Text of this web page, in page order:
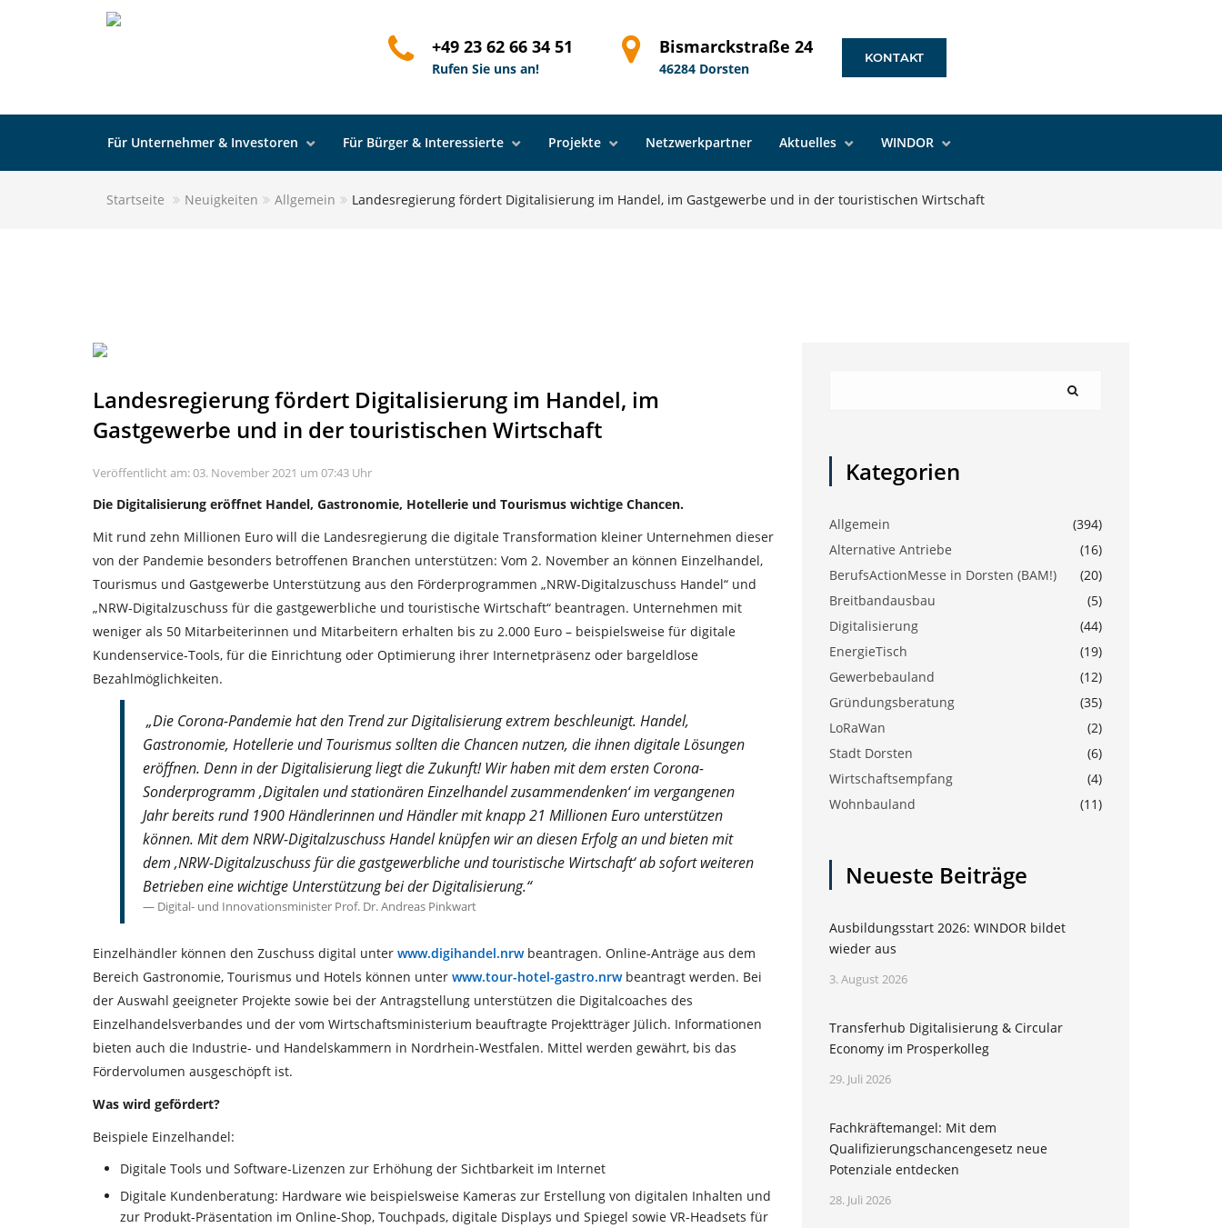
+49 23 62 66 34 51
Rufen Sie uns an!
Bismarckstraße 24
46284 Dorsten
KONTAKT
Für Unternehmer & Investoren Für Bürger & Interessierte Projekte Netzwerkpartner Aktuelles WINDOR
Startseite Neuigkeiten Allgemein Landesregierung fördert Digitalisierung im Handel, im Gastgewerbe und in der touristischen Wirtschaft
Landesregierung fördert Digitalisierung im Handel, im
Gastgewerbe und in der touristischen Wirtschaft
Veröffentlicht am: 03. November 2021 um 07:43 Uhr
Die Digitalisierung eröffnet Handel, Gastronomie, Hotellerie und Tourismus wichtige Chancen.
Mit rund zehn Millionen Euro will die Landesregierung die digitale Transformation kleiner Unternehmen dieser
von der Pandemie besonders betroffenen Branchen unterstützen: Vom 2. November an können Einzelhandel,
Tourismus und Gastgewerbe Unterstützung aus den Förderprogrammen „NRW-Digitalzuschuss Handel“ und
„NRW-Digitalzuschuss für die gastgewerbliche und touristische Wirtschaft“ beantragen. Unternehmen mit
weniger als 50 Mitarbeiterinnen und Mitarbeitern erhalten bis zu 2.000 Euro – beispielsweise für digitale
Kundenservice-Tools, für die Einrichtung oder Optimierung ihrer Internetpräsenz oder bargeldlose
Bezahlmöglichkeiten.
„Die Corona-Pandemie hat den Trend zur Digitalisierung extrem beschleunigt. Handel,
Gastronomie, Hotellerie und Tourismus sollten die Chancen nutzen, die ihnen digitale Lösungen
eröffnen. Denn in der Digitalisierung liegt die Zukunft! Wir haben mit dem ersten Corona-
Sonderprogramm ‚Digitalen und stationären Einzelhandel zusammendenken‘ im vergangenen
Jahr bereits rund 1900 Händlerinnen und Händler mit knapp 21 Millionen Euro unterstützen
können. Mit dem NRW-Digitalzuschuss Handel knüpfen wir an diesen Erfolg an und bieten mit
dem ‚NRW-Digitalzuschuss für die gastgewerbliche und touristische Wirtschaft‘ ab sofort weiteren
Betrieben eine wichtige Unterstützung bei der Digitalisierung.“
Digital- und Innovationsminister Prof. Dr. Andreas Pinkwart
Einzelhändler können den Zuschuss digital unter www.digihandel.nrwbeantragen. Online-Anträge aus dem
Bereich Gastronomie, Tourismus und Hotels können unter www.tour-hotel-gastro.nrwbeantragt werden. Bei
der Auswahl geeigneter Projekte sowie bei der Antragstellung unterstützen die Digitalcoaches des
Einzelhandelsverbandes und der vom Wirtschaftsministerium beauftragte Projektträger Jülich. Informationen
bieten auch die Industrie- und Handelskammern in Nordrhein-Westfalen. Mittel werden gewährt, bis das
Fördervolumen ausgeschöpft ist.
Was wird gefördert?
Beispiele Einzelhandel:
Digitale Tools und Software-Lizenzen zur Erhöhung der Sichtbarkeit im Internet
Digitale Kundenberatung: Hardware wie beispielsweise Kameras zur Erstellung von digitalen Inhalten und
zur Produkt-Präsentation im Online-Shop, Touchpads, digitale Displays und Spiegel sowie VR-Headsets für
Kategorien
Allgemein
(394)
Alternative Antriebe
(16)
BerufsActionMesse in Dorsten (BAM!)
(20)
Breitbandausbau
(5)
Digitalisierung
(44)
EnergieTisch
(19)
Gewerbebauland
(12)
Gründungsberatung
(35)
LoRaWan
(2)
Stadt Dorsten
(6)
Wirtschaftsempfang
(4)
Wohnbauland
(11)
Neueste Beiträge
Ausbildungsstart 2026: WINDOR bildet
wieder aus
3. August 2026
Transferhub Digitalisierung & Circular
Economy im Prosperkolleg
29. Juli 2026
Fachkräftemangel: Mit dem
Qualifizierungschancengesetz neue
Potenziale entdecken
28. Juli 2026